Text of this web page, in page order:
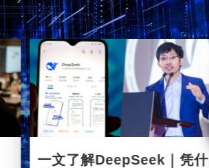
一文了解DeepSeek｜凭什